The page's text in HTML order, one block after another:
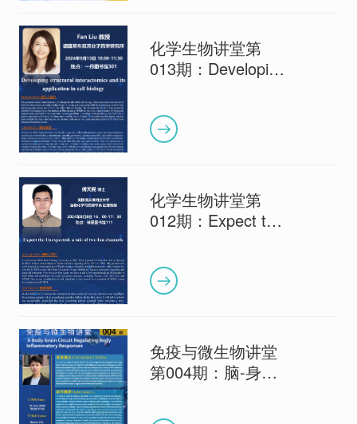
化学生物讲堂第
013期：Developing
interactomics and
its application in
化学生物讲堂第
012期：Expect the
of two Ion
channels
免疫与微生物讲堂
第004期：脑-身体
反应